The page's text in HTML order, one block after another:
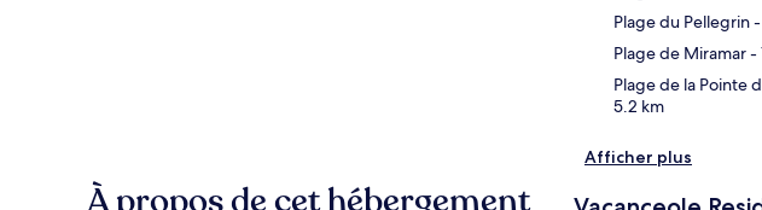
Plage du Pellegrin
Plage de Miramar-
Plage de la Pointe
5.2 km
Afficher plus